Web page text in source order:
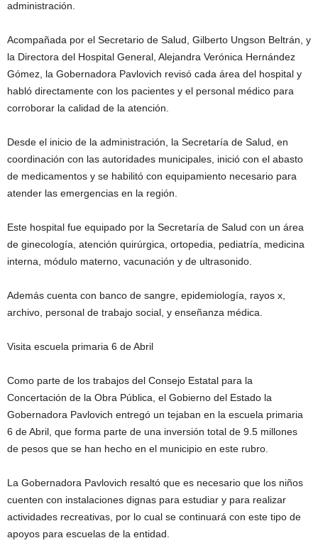
administración.
Acompañada por el Secretario de Salud, Gilberto Ungson Beltrán, y
la Directora del Hospital General, Alejandra Verónica Hernández
Gómez, la Gobernadora Pavlovich revisó cada área del hospital y
habló directamente con los pacientes y el personal médico para
corroborar la calidad de la atención.
Desde el inicio de la administración, la Secretaría de Salud, en
coordinación con las autoridades municipales, inició con el abasto
de medicamentos y se habilitó con equipamiento necesario para
atender las emergencias en la región.
Este hospital fue equipado por la Secretaría de Salud con un área
de ginecología, atención quirúrgica, ortopedia, pediatría, medicina
interna, módulo materno, vacunación y de ultrasonido.
Además cuenta con banco de sangre, epidemiología, rayos x,
archivo, personal de trabajo social, y enseñanza médica.
Visita escuela primaria 6 de Abril
Como parte de los trabajos del Consejo Estatal para la
Concertación de la Obra Pública, el Gobierno del Estado la
Gobernadora Pavlovich entregó un tejaban en la escuela primaria
6 de Abril, que forma parte de una inversión total de 9.5 millones
de pesos que se han hecho en el municipio en este rubro.
La Gobernadora Pavlovich resaltó que es necesario que los niños
cuenten con instalaciones dignas para estudiar y para realizar
actividades recreativas, por lo cual se continuará con este tipo de
apoyos para escuelas de la entidad.